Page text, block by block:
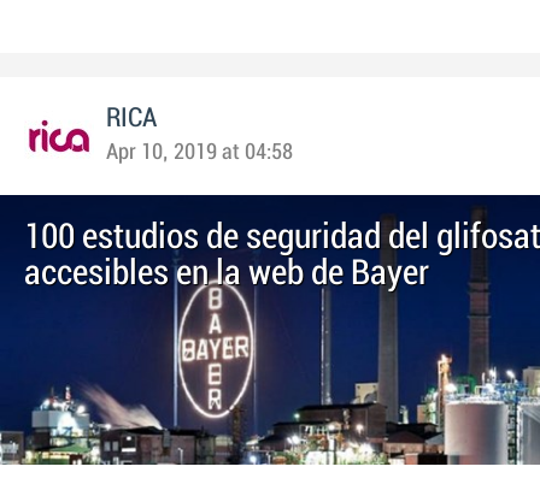
RICA
Apr 10, 2019 at 04:58
100 estudios de seguridad del
accesibles en la web de Bayer